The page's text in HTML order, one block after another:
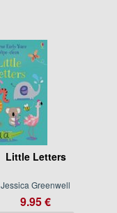
Little Letters
Jessica Greenwell
9.95 €